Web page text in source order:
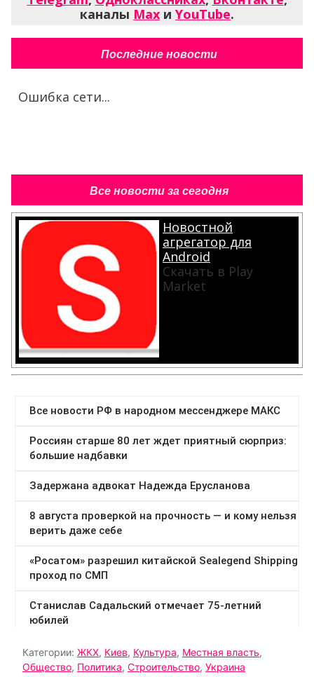
каналы Max и YouTube.
Последние новости
Ошибка сети...
Все новости за сегодня
Новостной
агрегатор для
Android
Скачать в Play
Market
Категории: ЖКХ, Киев, Культура, Местная власть,
Общество, Политика, Строительство, Украина